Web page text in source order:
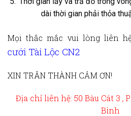
dài thời gian phải thỏa
Mọi thắc mắc vui lòng liên
cưới Tài Lộc CN2
XIN TRÂN THÀNH CẢM ƠN!
Địa chỉ liên hệ: 50 Bàu Cát 3 ,
Bình